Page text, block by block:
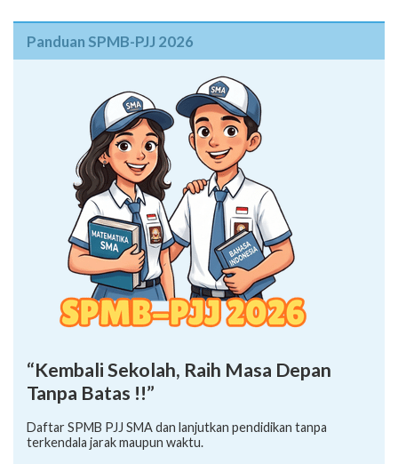
Panduan SPMB-PJJ 2026
“Kembali Sekolah, Raih Masa Depan
Tanpa Batas !!”
Daftar SPMB PJJ SMA dan lanjutkan pendidikan tanpa
terkendala jarak maupun waktu.